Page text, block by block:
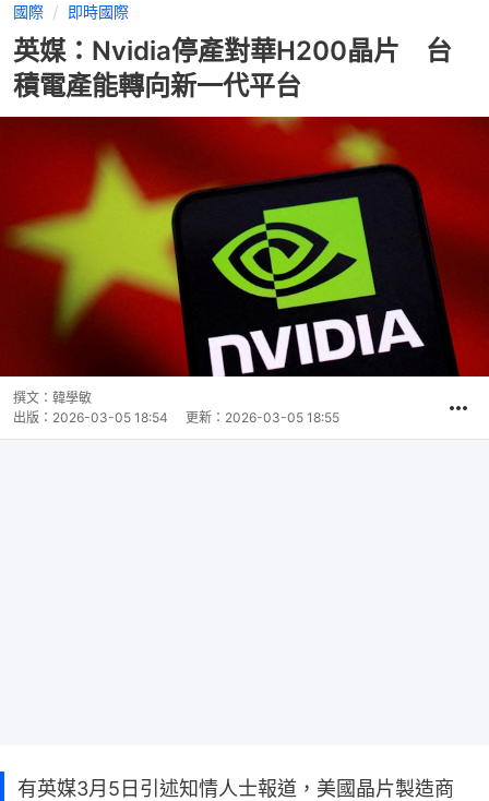
國際 即時國際
英媒：Nvidia停產對華H200晶片 台
積電產能轉向新一代平台
撰文： 韓學敏
出版： 2026-03-05 18:54 更新： 2026-03-05 18:55
有英媒3月5日引述知情人士報道，美國晶片製造商